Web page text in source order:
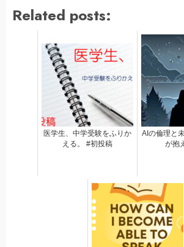
Related posts:
医学生、中学受験をふりか
える。 #初投稿
AIの倫理と
が抱